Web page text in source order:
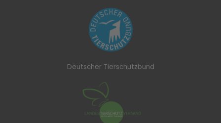
Deutscher Tierschutzbund